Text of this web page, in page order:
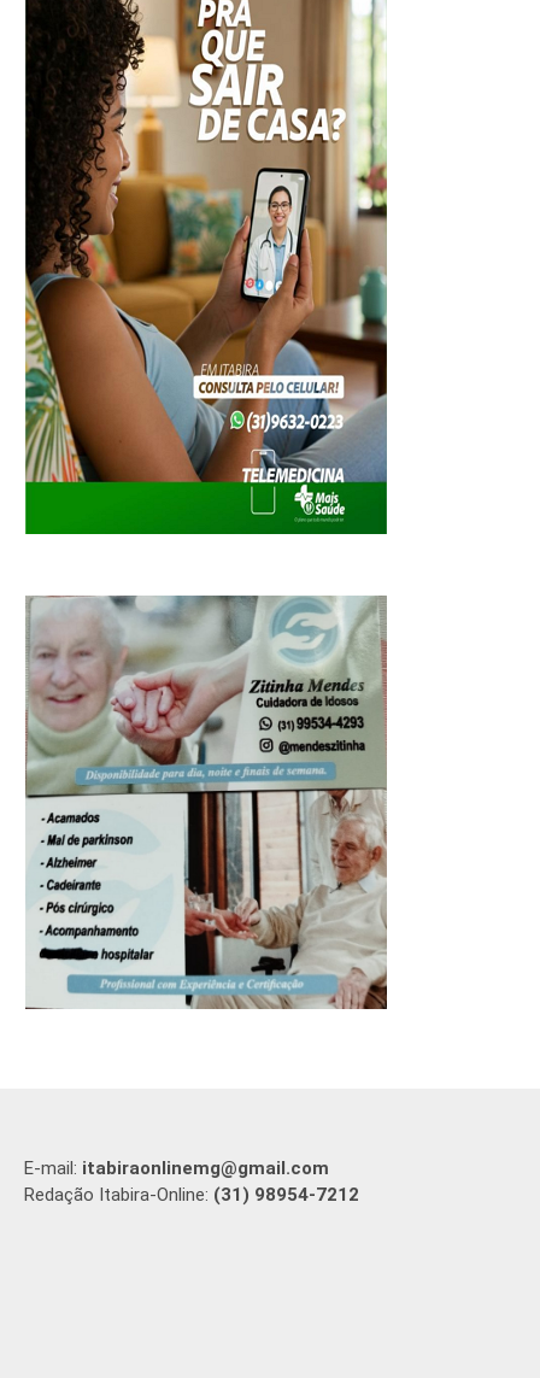
E-mail: itabiraonlinemg@gmail.com
Redação Itabira-Online: (31) 98954-7212